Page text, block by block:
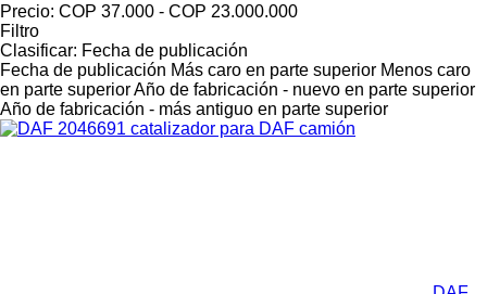
Precio: COP 37.000 - COP 23.000.000
Filtro
Clasificar: Fecha de publicación
Fecha de publicación Más caro en parte superior Menos caro
en parte superiorAño de fabricación - nuevo en parte superior
Año de fabricación - más antiguo en parte superior